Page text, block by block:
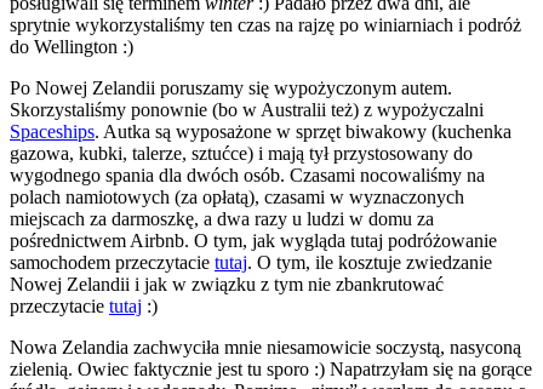
sprytnie wykorzystaliśmy ten czas na rajzę po winiarniach i podróż
do Wellington :)
Po Nowej Zelandii poruszamy się wypożyczonym autem.
Skorzystaliśmy ponownie (bo w Australii też) z wypożyczalni
Spaceships. Autka są wyposażone w sprzęt biwakowy (kuchenka
gazowa, kubki, talerze, sztućce) i mają tył przystosowany do
wygodnego spania dla dwóch osób. Czasami nocowaliśmy na
polach namiotowych (za opłatą), czasami w wyznaczonych
miejscach za darmoszkę, a dwa razy u ludzi w domu za
pośrednictwem Airbnb. O tym, jak wygląda tutaj podróżowanie
samochodem przeczytacie tutaj. O tym, ile kosztuje zwiedzanie
Nowej Zelandii i jak w związku z tym nie zbankrutować
przeczytacie tutaj :)
Nowa Zelandia zachwyciła mnie niesamowicie soczystą, nasyconą
zielenią. Owiec faktycznie jest tu sporo :) Napatrzyłam się na gorące